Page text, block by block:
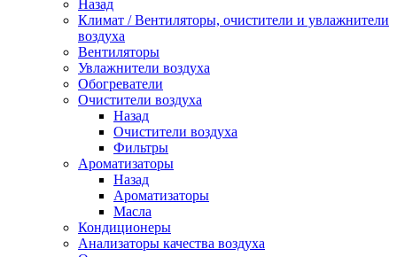
Назад
Климат / Вентиляторы, очистители и увлажнители
воздуха
Вентиляторы
Увлажнители воздуха
Обогреватели
Очистители воздуха
Назад
Очистители воздуха
Фильтры
Ароматизаторы
Назад
Ароматизаторы
Масла
Кондиционеры
Анализаторы качества воздуха